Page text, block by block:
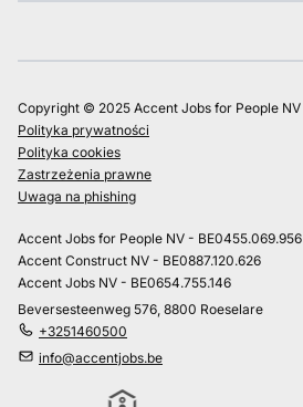
Copyright © 2025 Accent Jobs for People NV
Polityka prywatności
Polityka cookies
Zastrzeżenia prawne
Uwaga na phishing
Accent Jobs for People NV - BE0455.069.956
Accent Construct NV - BE0887.120.626
Accent Jobs NV - BE0654.755.146
Beversesteenweg 576, 8800 Roeselare
+3251460500
info@accentjobs.be